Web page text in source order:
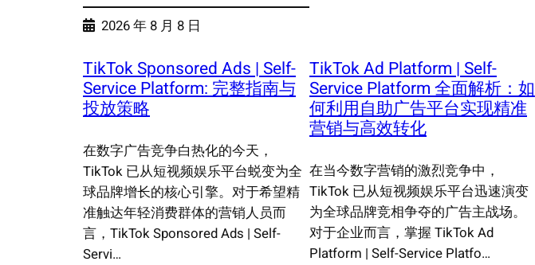
2026 年 8 月 8 日
TikTok Sponsored Ads | Self-
Service Platform: 完整指南与
投放策略
在数字广告竞争白热化的今天，
TikTok 已从短视频娱乐平台蜕变为全
球品牌增长的核心引擎。对于希望精
准触达年轻消费群体的营销人员而
言，TikTok Sponsored Ads | Self-
Servi…
TikTok Ad Platform | Self-
Service Platform 全面解析：如
何利用自助广告平台实现精准
营销与高效转化
在当今数字营销的激烈竞争中，
TikTok 已从短视频娱乐平台迅速演变
为全球品牌竞相争夺的广告主战场。
对于企业而言，掌握 TikTok Ad
Platform | Self-Service Platfo…